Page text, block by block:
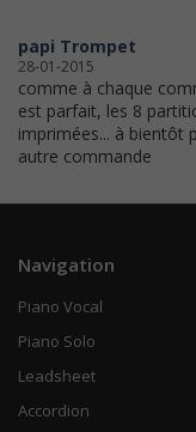
papi Trompet
28-01-2015
comme à chaque
est parfait, les 8
imprimées... à bientôt
autre commande
Navigation
Piano Vocal
Piano Solo
Leadsheet
Accordion